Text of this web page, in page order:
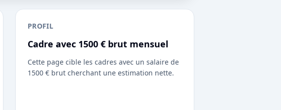
PROFIL
Cadre avec 1500 € brut mensuel
Cette page cible les cadres avec un salaire de
1500 € brut cherchant une estimation nette.